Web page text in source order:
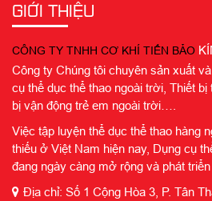
GIỚI THIỆU
CÔNG TY TNHH CƠ KHÍ TIẾN BẢO
Công ty Chúng tôi chuyên sản xuất
cụ thể dục thể thao ngoài trời, Thiết
bị vận động trẻ em ngoài trời….
Việc tập luyện thể dục thể thao hàng
thiếu ở Việt Nam hiện nay, Dụng cụ
đang ngày càng mở rộng và phát triển
Địa chỉ: Số 1 Cộng Hòa 3, P. Tân